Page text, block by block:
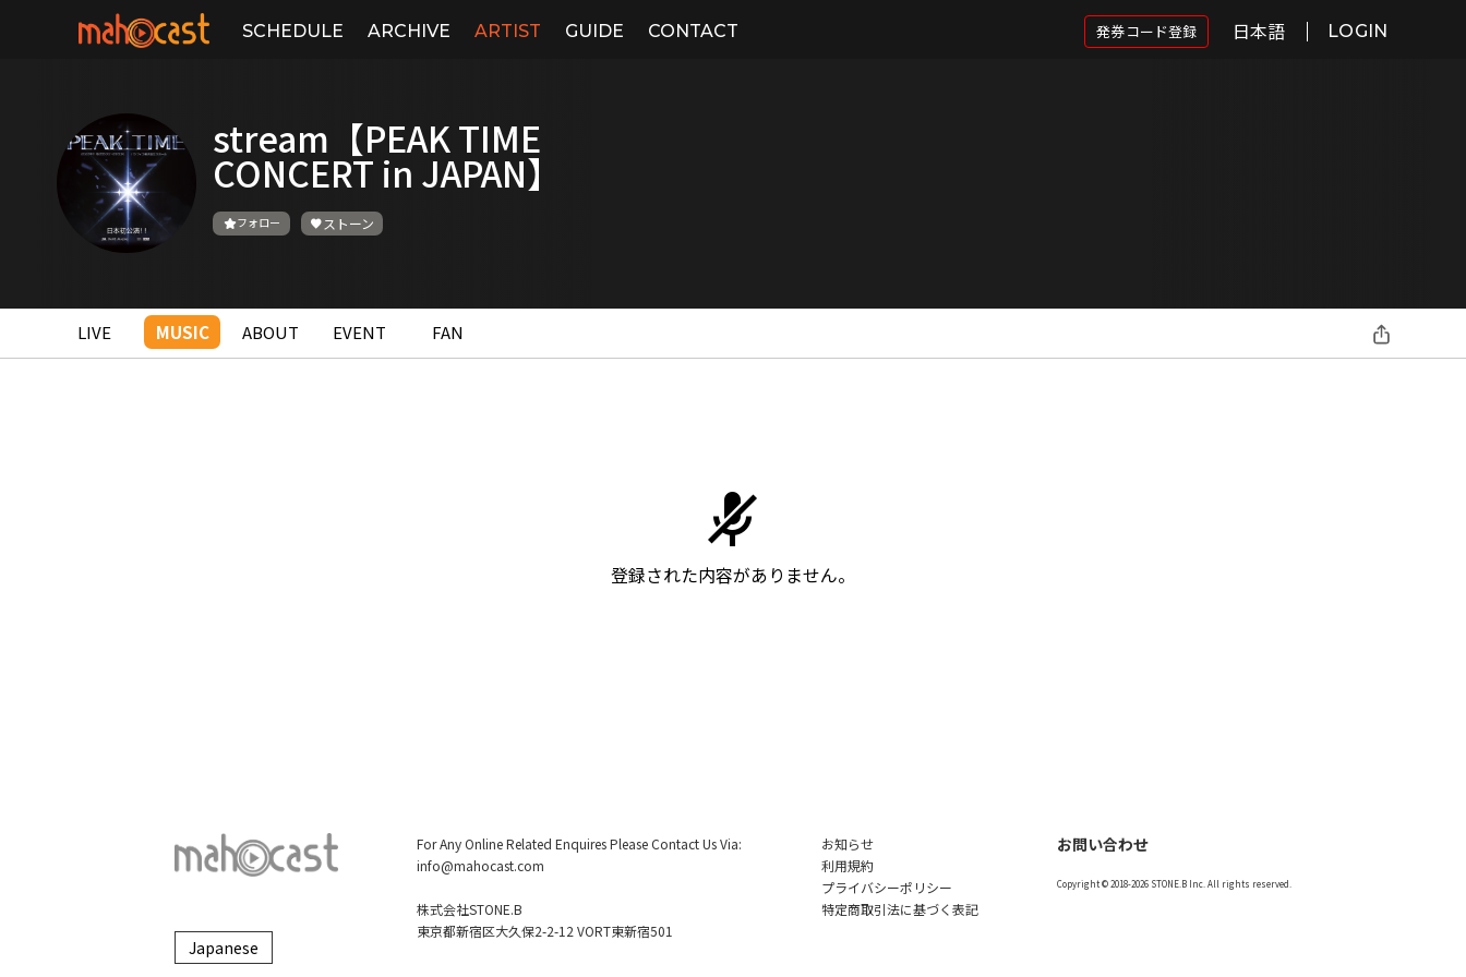
SCHEDULE ARCHIVE ARTIST GUIDE CONTACT 発券コード登録 日本語 LOGIN
stream【PEAK TIME
CONCERT in JAPAN】
フォロー ストーン
LIVE MUSIC ABOUT EVENT FAN
登録された内容がありません。
For Any Online Related Enquires Please Contact Us Via:
info@mahocast.com
株式会社STONE.B
東京都新宿区大久保2-2-12 VORT東新宿501
お知らせ
利用規約
プライバシーポリシー
特定商取引法に基づく表記
お問い合わせ
Copyright © 2018-2026 STONE.B Inc. All rights reserved.